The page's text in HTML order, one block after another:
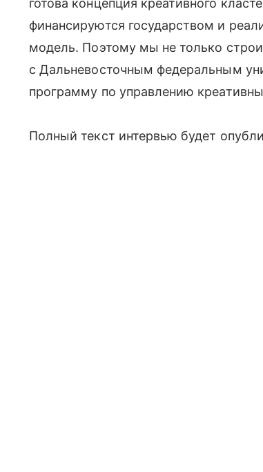
готова концепция креативного
финансируются государством и
модель. Поэтому мы не только
с Дальневосточным федеральным
программу по управлению
Полный текст интервью будет